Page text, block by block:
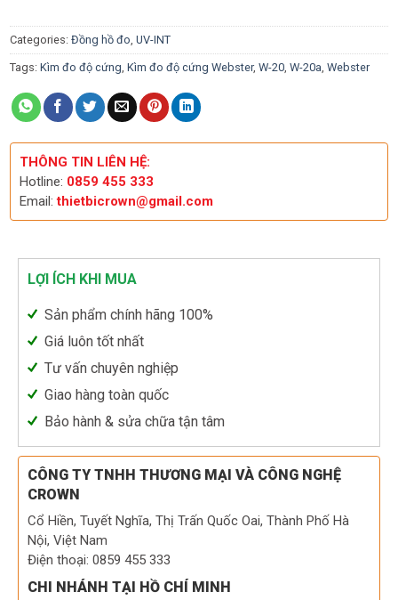
Categories: Đồng hồ đo, UV-INT
Tags: Kìm đo độ cứng, Kìm đo độ cứng Webster, W-20, W-20a, Webster
THÔNG TIN LIÊN HỆ:
Hotline: 0859 455 333
Email:thietbicrown@gmail.com
LỢI ÍCH KHI MUA
Sản phẩm chính hãng 100%
Giá luôn tốt nhất
Tư vấn chuyên nghiệp
Giao hàng toàn quốc
Bảo hành & sửa chữa tận tâm
CÔNG TY TNHH THƯƠNG MẠI VÀ CÔNG NGHỆ
CROWN
Cổ Hiền, Tuyết Nghĩa, Thị Trấn Quốc Oai, Thành Phố Hà
Nội, Việt Nam
Điện thoại: 0859 455 333
CHI NHÁNH TẠI HỒ CHÍ MINH